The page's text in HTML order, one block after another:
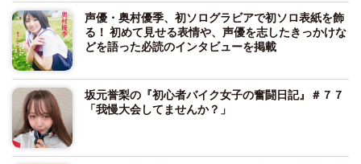
声優・奥村優季、初ソログラビアで初ソロ表紙を飾
る！ 初めて見せる表情や、声優を志したきっかけな
どを語った必読のインタビューを掲載
坂元誉梨の『初心者バイク女子の奮闘日記』＃７７
「我慢大会してませんか？」